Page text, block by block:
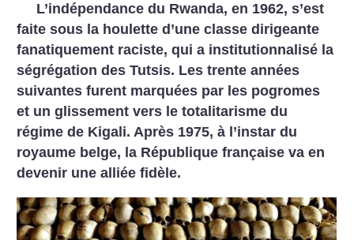
L’indépendance du Rwanda, en 1962, s’est
faite sous la houlette d’une classe dirigeante
fanatiquement raciste, qui a institutionnalisé la
ségrégation des Tutsis. Les trente années
suivantes furent marquées par les pogromes
et un glissement vers le totalitarisme du
régime de Kigali. Après 1975, à l’instar du
royaume belge, la République française va en
devenir une alliée fidèle.